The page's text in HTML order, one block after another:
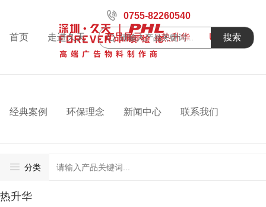
首页 走进久天 产品展示 热升华 UV喷绘
经典案例 环保理念 新闻中心 联系我们
0755-82260540
搜索
分类
热升华